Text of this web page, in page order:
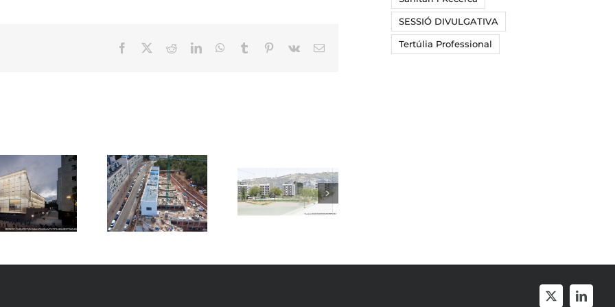
Facebook RedditLinkedInWhatsApp
Tumblr Pinterest
Vk Email:
NOU CAP
GAVÀ-3 A GAVÀ
NOVA
RESIDÈNCIA
UNIVERSITÀRIA
SINAÍ A
BARCELONA
SESSIÓ DIVULGATIVA
Tertúlia Professional
X